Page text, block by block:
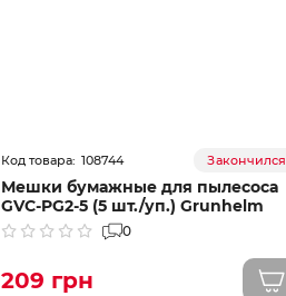
108744 Закончился
Мешки бумажные для пылесоса
GVC-PG2-5 (5 шт./уп.) Grunhelm
0
209 грн